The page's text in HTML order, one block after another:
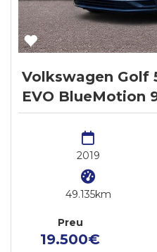
Volkswagen Golf
EVO BlueMotion
2019
49.135km
Preu
19.500€